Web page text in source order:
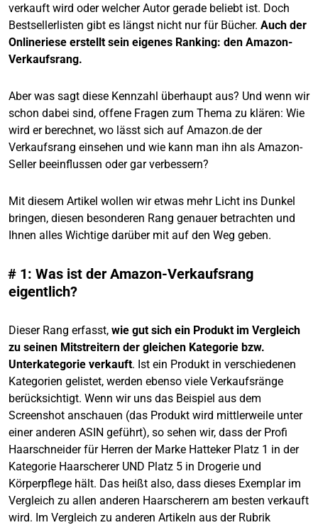
verkauft wird oder welcher Autor gerade beliebt ist. Doch
Bestsellerlisten gibt es längst nicht nur für Bücher. Auch der
Onlineriese erstellt sein eigenes Ranking: den Amazon-
Verkaufsrang.
Aber was sagt diese Kennzahl überhaupt aus? Und wenn wir
schon dabei sind, offene Fragen zum Thema zu klären: Wie
wird er berechnet, wo lässt sich auf Amazon.de der
Verkaufsrang einsehen und wie kann man ihn als Amazon-
Seller beeinflussen oder gar verbessern?
Mit diesem Artikel wollen wir etwas mehr Licht ins Dunkel
bringen, diesen besonderen Rang genauer betrachten und
Ihnen alles Wichtige darüber mit auf den Weg geben.
# 1: Was ist der Amazon-Verkaufsrang
eigentlich?
Dieser Rang erfasst, wie gut sich ein Produkt im Vergleich
zu seinen Mitstreitern der gleichen Kategorie bzw.
Unterkategorie verkauft. Ist ein Produkt in verschiedenen
Kategorien gelistet, werden ebenso viele Verkaufsränge
berücksichtigt. Wenn wir uns das Beispiel aus dem
Screenshot anschauen (das Produkt wird mittlerweile unter
einer anderen ASIN geführt), so sehen wir, dass der Profi
Haarschneider für Herren der Marke Hatteker Platz 1 in der
Kategorie Haarscherer UND Platz 5 in Drogerie und
Körperpflege hält. Das heißt also, dass dieses Exemplar im
Vergleich zu allen anderen Haarscherern am besten verkauft
wird. Im Vergleich zu anderen Artikeln aus der Rubrik